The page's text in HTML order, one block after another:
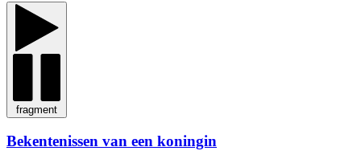
fragment
Bekentenissen van een koningin